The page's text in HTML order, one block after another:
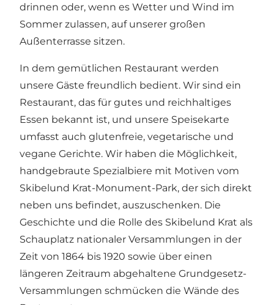
drinnen oder, wenn es Wetter und Wind im
Sommer zulassen, auf unserer großen
Außenterrasse sitzen.
In dem gemütlichen Restaurant werden
unsere Gäste freundlich bedient. Wir sind ein
Restaurant, das für gutes und reichhaltiges
Essen bekannt ist, und unsere Speisekarte
umfasst auch glutenfreie, vegetarische und
vegane Gerichte. Wir haben die Möglichkeit,
handgebraute Spezialbiere mit Motiven vom
Skibelund Krat-Monument-Park, der sich direkt
neben uns befindet, auszuschenken. Die
Geschichte und die Rolle des Skibelund Krat als
Schauplatz nationaler Versammlungen in der
Zeit von 1864 bis 1920 sowie über einen
längeren Zeitraum abgehaltene Grundgesetz-
Versammlungen schmücken die Wände des